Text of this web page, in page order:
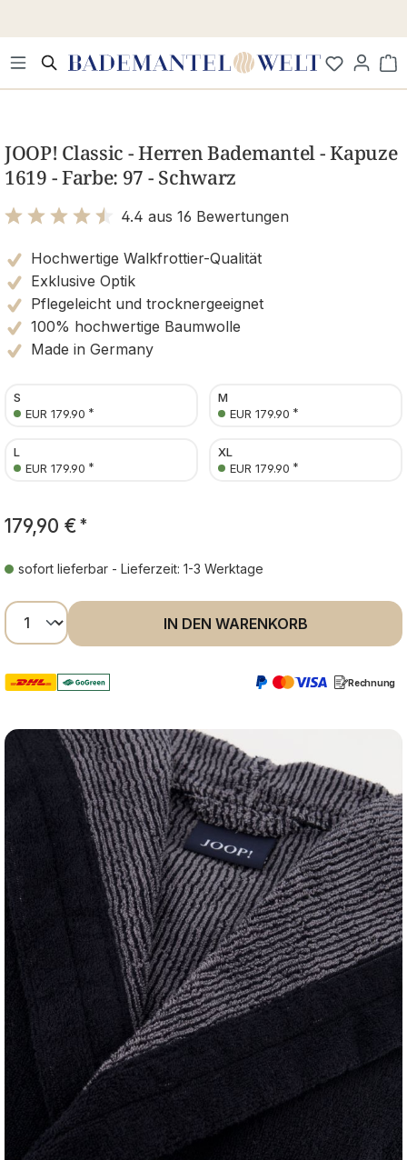
JOOP! Classic - Herren Bademantel - Kapuze
1619 - Farbe: 97 - Schwarz
4.4 aus 16 Bewertungen
Hochwertige Walkfrottier-Qualität
Exklusive Optik
Pflegeleicht und trocknergeeignet
100% hochwertige Baumwolle
Made in Germany
S
EUR 179.90 *
M
EUR 179.90 *
L
EUR 179.90 *
XL
EUR 179.90 *
179,90 € *
sofort lieferbar - Lieferzeit: 1-3 Werktage
Produkt Anzahl: Gib den gewünschten
IN DEN WARENKORB
Rechnung